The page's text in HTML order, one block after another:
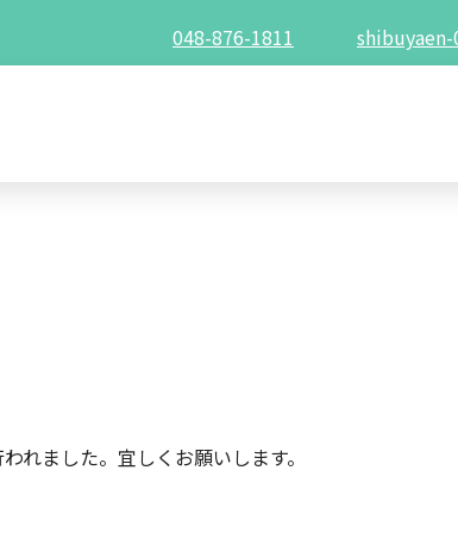
048-876-1811
れました。宜しくお願いします。